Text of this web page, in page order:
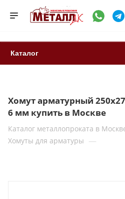
Каталог
Хомут арматурный
6 мм купить в Москве
Каталог металлопроката в
Хомуты для арматуры —